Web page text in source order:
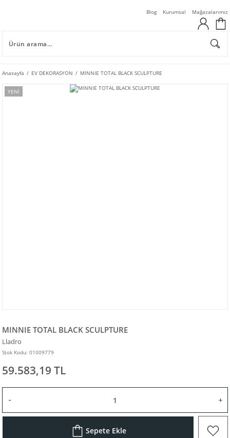
Blog Kurumsal Mağazalarımız
Anasayfa EV DEKORASYON MINNIE TOTAL BLACK SCULPTURE
YENİ
MINNIE TOTAL BLACK SCULPTURE
Lladro
Stok Kodu: 01009779
59.583,19 TL
Sepete Ekle